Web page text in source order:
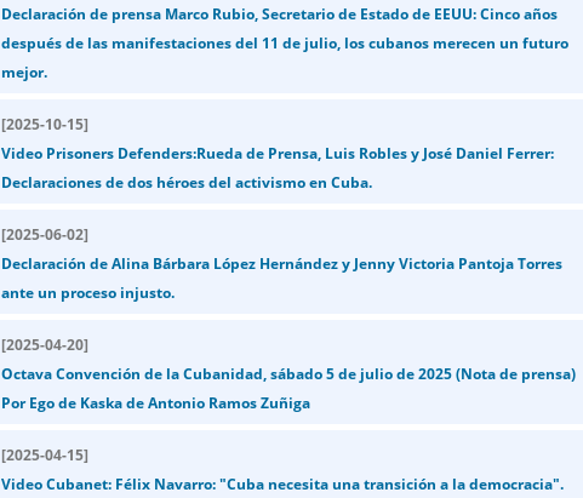
Declaración de prensa Marco Rubio, Secretario de Estado de EEUU: Cinco años
después de las manifestaciones del 11 de julio, los cubanos merecen un futuro
mejor.
[2025-10-15]
Video Prisoners Defenders:Rueda de Prensa, Luis Robles y José Daniel Ferrer:
Declaraciones de dos héroes del activismo en Cuba.
[2025-06-02]
Declaración de Alina Bárbara López Hernández y Jenny Victoria Pantoja Torres
ante un proceso injusto.
[2025-04-20]
Octava Convención de la Cubanidad, sábado 5 de julio de 2025 (Nota de prensa)
Por Ego de Kaska de Antonio Ramos Zuñiga
[2025-04-15]
Video Cubanet: Félix Navarro: "Cuba necesita una transición a la democracia".